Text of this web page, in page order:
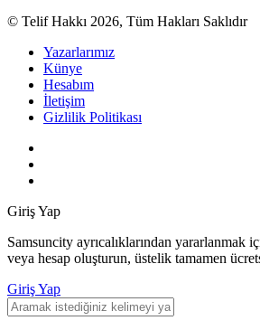
© Telif Hakkı 2026, Tüm Hakları Saklıdır
Yazarlarımız
Künye
Hesabım
İletişim
Gizlilik Politikası
Giriş Yap
Samsuncity ayrıcalıklarından yararlanmak
veya hesap oluşturun, üstelik tamamen
Giriş Yap